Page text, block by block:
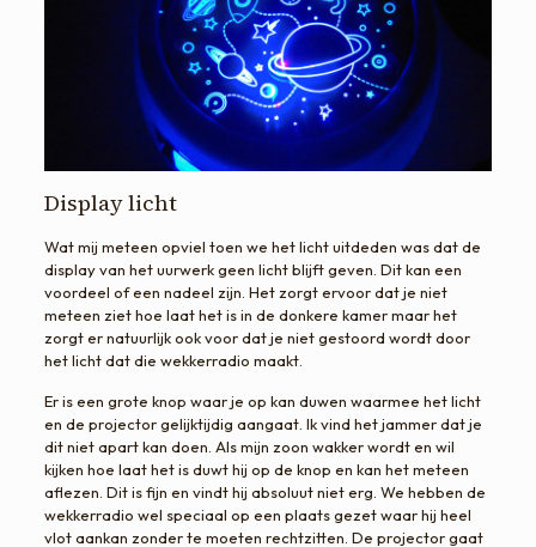
Display licht
Wat mij meteen opviel toen we het licht uitdeden was dat de
display van het uurwerk geen licht blijft geven. Dit kan een
voordeel of een nadeel zijn. Het zorgt ervoor dat je niet
meteen ziet hoe laat het is in de donkere kamer maar het
zorgt er natuurlijk ook voor dat je niet gestoord wordt door
het licht dat die wekkerradio maakt.
Er is een grote knop waar je op kan duwen waarmee het licht
en de projector gelijktijdig aangaat. Ik vind het jammer dat je
dit niet apart kan doen. Als mijn zoon wakker wordt en wil
kijken hoe laat het is duwt hij op de knop en kan het meteen
aflezen. Dit is fijn en vindt hij absoluut niet erg. We hebben de
wekkerradio wel speciaal op een plaats gezet waar hij heel
vlot aankan zonder te moeten rechtzitten. De projector gaat